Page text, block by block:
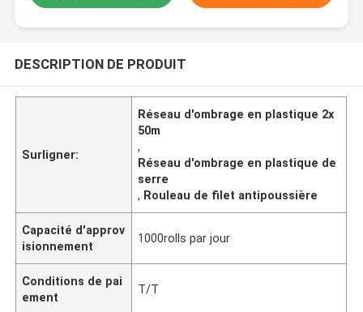
DESCRIPTION DE PRODUIT
Surligner:
Réseau d'ombrage en plastique 2x
50m
,
Réseau d'ombrage en plastique de
serre
, Rouleau de filet antipoussière
Capacité d'approv
isionnement
1000rolls par jour
Conditions de pai
ement
T/T